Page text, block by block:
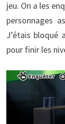
jeu. On a les
personnages
J’étais
pour finir les